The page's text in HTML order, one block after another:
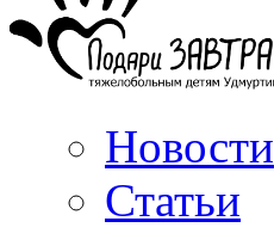
Новости
Статьи